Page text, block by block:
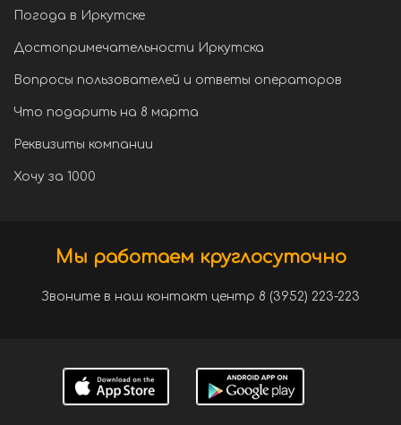
Погода в Иркутске
Достопримечательности Иркутска
Вопросы пользователей и ответы операторов
Что подарить на 8 марта
Реквизиты компании
Хочу за 1000
Мы работаем круглосуточно
Звоните в наш контакт центр 8 (3952) 223-223